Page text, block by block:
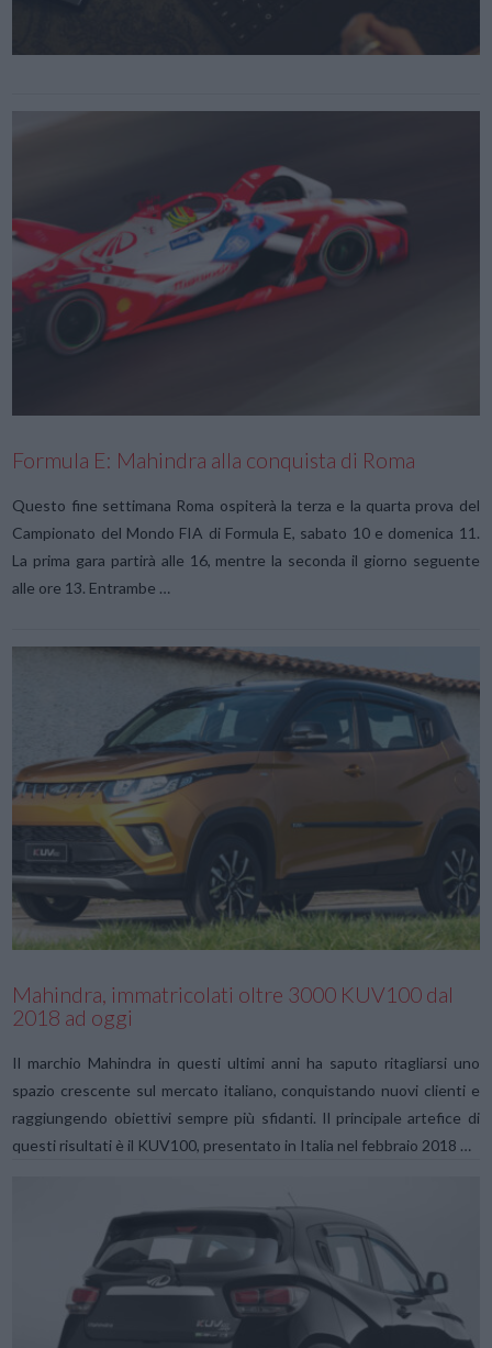
VIEW POST
Formula E: Mahindra alla conquista di Roma
Questo fine settimana Roma ospiterà la terza e la quarta prova del
Campionato del Mondo FIA di Formula E, sabato 10 e domenica 11.
La prima gara partirà alle 16, mentre la seconda il giorno seguente
alle ore 13. Entrambe …
Mahindra, immatricolati oltre 3000 KUV100 dal
2018 ad oggi
Il marchio Mahindra in questi ultimi anni ha saputo ritagliarsi uno
spazio crescente sul mercato italiano, conquistando nuovi clienti e
raggiungendo obiettivi sempre più sfidanti. Il principale artefice di
questi risultati è il KUV100, presentato in Italia nel febbraio 2018 …